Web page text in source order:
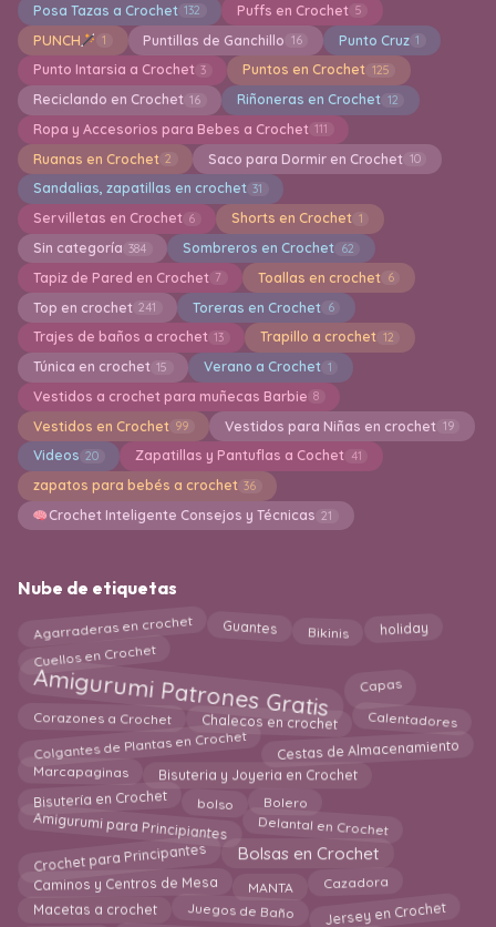
Posa Tazas a Crochet 132 Puffs en Crochet 5
PUNCH 1 Puntillas de Ganchillo 16 Punto Cruz 1
Punto Intarsia a Crochet 3 Puntos en Crochet 125
Reciclando en Crochet 16 Riñoneras en Crochet 12
Ropa y Accesorios para Bebes a Crochet 111
Ruanas en Crochet 2 Saco para Dormir en Crochet 10
Sandalias, zapatillas en crochet 31
Servilletas en Crochet 6 Shorts en Crochet 1
Sin categoría 384 Sombreros en Crochet 62
Tapiz de Pared en Crochet 7 Toallas en crochet 6
Top en crochet 241 Toreras en Crochet 6
Trajes de baños a crochet 13 Trapillo a crochet 12
Túnica en crochet 15 Verano a Crochet 1
Vestidos a crochet para muñecas Barbie 8
Vestidos en Crochet 99 Vestidos para Niñas en crochet 19
Videos 20 Zapatillas y Pantuflas a Cochet 41
zapatos para bebés a crochet 36
Crochet Inteligente Consejos y Técnicas 21
Nube de etiquetas
Agarraderas en crochet Guantes Bikinis holiday
Cuellos en Crochet
Amigurumi Patrones Gratis Capas
Corazones a Crochet Chalecos en crochet Calentadores
Colgantes de Plantas en Crochet Cestas de Almacenamiento
Marcapaginas Bisuteria y Joyeria en Crochet
Bisutería en Crochet bolso Bolero
Amigurumi para Principiantes Delantal en Crochet
Crochet para Principantes Bolsas en Crochet
Caminos y Centros de Mesa MANTA Cazadora
Macetas a crochet Juegos de Baño Jersey en Crochet